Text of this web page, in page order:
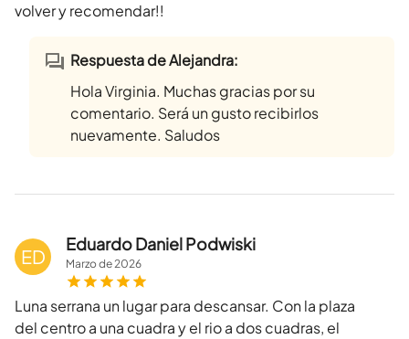
volver y recomendar!!
Respuesta de Alejandra:
Hola Virginia. Muchas gracias por su
comentario. Será un gusto recibirlos
nuevamente. Saludos
ED
Eduardo Daniel Podwiski
Marzode2026
Luna serrana un lugar para descansar. Con la plaza
del centro a una cuadra y el rio a dos cuadras, el